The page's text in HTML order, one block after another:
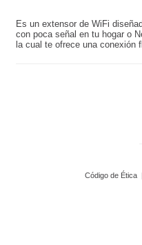
Es un extensor de WiFi
con poca señal en tu hogar o
la cual te ofrece una conexión
Código de Ética